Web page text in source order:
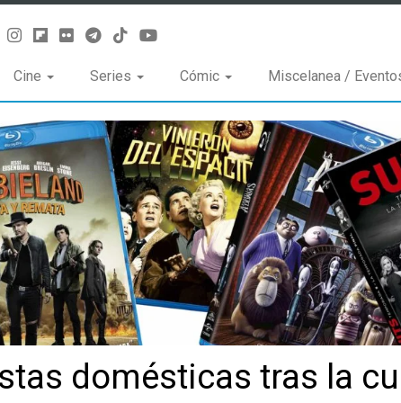
Cine Series Cómic Miscelanea /
domésticas tras la